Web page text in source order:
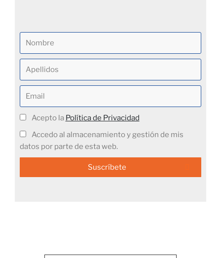
Acepto la Política de Privacidad
Accedo al almacenamiento y gestión de mis
datos por parte de esta web.
Suscríbete